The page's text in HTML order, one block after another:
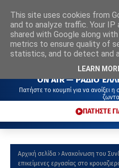
ON AIR — ΡΑΔΙΟ
Πατήστε το κουμπί για να ανοίξει
ΠΑΤΗΣΤΕ
Αρχική σελίδα
Ανακοίνωση του
επικείμενες εργασίας στο
This site uses cookies from
and to analyze traffic. Your IP
shared with Google along
metrics to ensure quality of
statistics, and to detect and
LEARN